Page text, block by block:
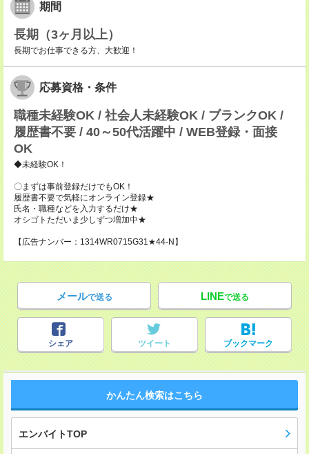
期間
長期（3ヶ月以上）
長期でお仕事できる方、大歓迎！
応募資格・条件
職種未経験OK / 社会人未経験OK / ブランクOK /
履歴書不要 / 40～50代活躍中 / WEB登録・面接
OK
◆未経験OK！
〇まずは事前登録だけでもOK！
履歴書不要で気軽にオンライン登録★
氏名・職種などを入力するだけ★
オシゴトただいま少しずつ増加中★
【広告ナンバー：1314WR0715G31★44-N】
メールで送る LINEで送る
シェア ツイート ブックマーク
かんたん検索はこちら
エンバイトTOP